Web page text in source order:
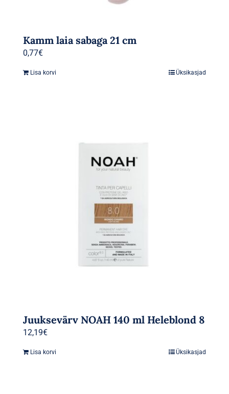
Kamm laia sabaga 21 cm
0,77€
Lisa korvi Üksikasjad
Juuksevärv NOAH 140 ml Heleblond 8
12,19€
Lisa korvi Üksikasjad